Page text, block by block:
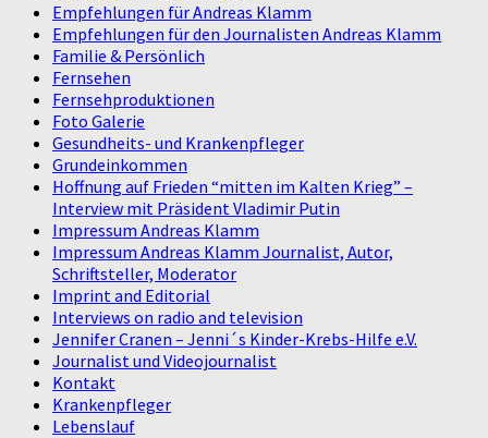
Empfehlungen für Andreas Klamm
Empfehlungen für den Journalisten Andreas Klamm
Familie & Persönlich
Fernsehen
Fernsehproduktionen
Foto Galerie
Gesundheits- und Krankenpfleger
Grundeinkommen
Hoffnung auf Frieden “mitten im Kalten Krieg” –
Interview mit Präsident Vladimir Putin
Impressum Andreas Klamm
Impressum Andreas Klamm Journalist, Autor,
Schriftsteller, Moderator
Imprint and Editorial
Interviews on radio and television
Jennifer Cranen – Jenni´s Kinder-Krebs-Hilfe e.V.
Journalist und Videojournalist
Kontakt
Krankenpfleger
Lebenslauf